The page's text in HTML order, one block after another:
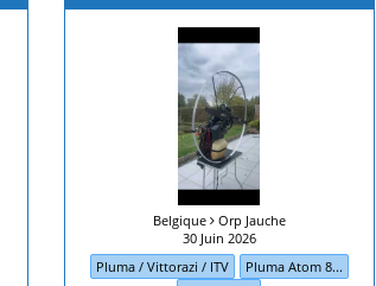
Belgique Orp Jauche
30 Juin 2026
Pluma / Vittorazi / ITV
Pluma Atom 8...